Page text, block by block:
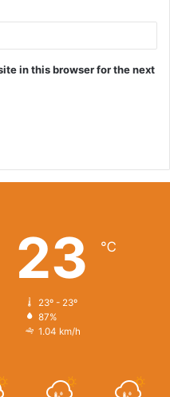
in this browser for the next
23 ℃
23º - 23º
87%
1.04 km/h